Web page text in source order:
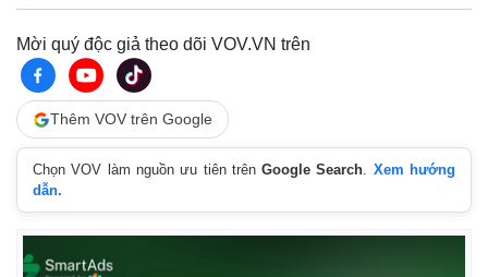
Cuộc sống đó đây
Ảnh
Infographic
Mời quý độc giả theo dõi VOV.VN trên
Thêm VOV trên Google
Chọn VOV làm nguồn ưu tiên trênGoogle Search. Xem hướng
dẫn.